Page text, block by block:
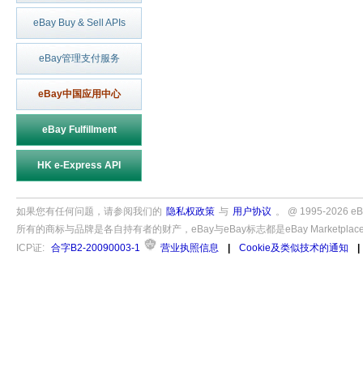
eBay Buy & Sell APIs
eBay管理支付服务
eBay中国应用中心
eBay Fulfillment
HK e-Express API
如果您有任何问题，请参阅我们的 隐私权政策 与 用户协议 。 @ 1995-2026
所有的商标与品牌是各自持有者的财产，eBay与eBay标志都是eBay
ICP证: 合字B2-20090003-1 营业执照信息 Cookie及类似技术的通知